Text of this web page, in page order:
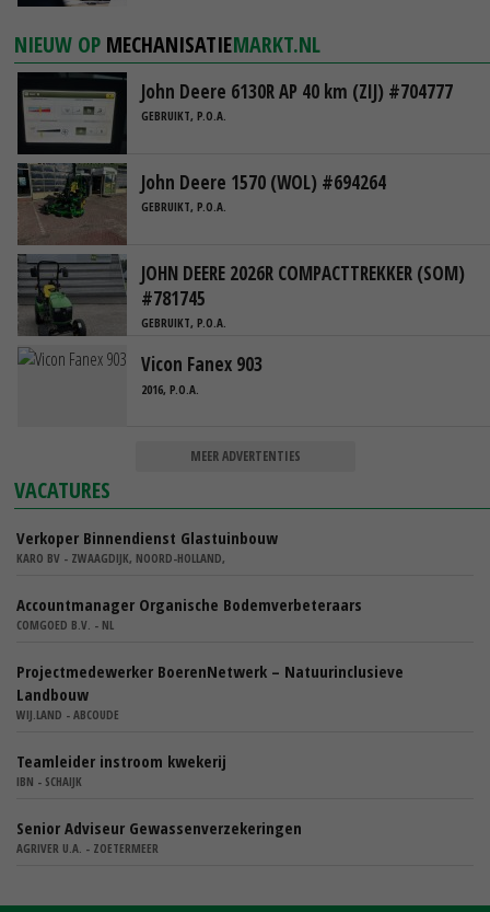
NIEUW OP MECHANISATIEMARKT.NL
John Deere 6130R AP 40 km (ZIJ) #704777
GEBRUIKT, P.O.A.
John Deere 1570 (WOL) #694264
GEBRUIKT, P.O.A.
JOHN DEERE 2026R COMPACTTREKKER (SOM)
#781745
GEBRUIKT, P.O.A.
Vicon Fanex 903
2016, P.O.A.
MEER ADVERTENTIES
VACATURES
Verkoper Binnendienst Glastuinbouw
KARO BV - ZWAAGDIJK, NOORD-HOLLAND,
Accountmanager Organische Bodemverbeteraars
COMGOED B.V. - NL
Projectmedewerker BoerenNetwerk – Natuurinclusieve
Landbouw
WIJ.LAND - ABCOUDE
Teamleider instroom kwekerij
IBN - SCHAIJK
Senior Adviseur Gewassenverzekeringen
AGRIVER U.A. - ZOETERMEER